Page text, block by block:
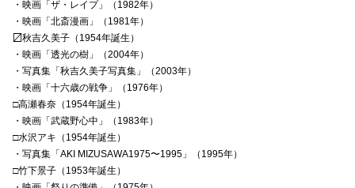
・映画「ザ・レイプ」（1982年）
・映画「北斎漫画」（1981年）
〼秋吉久美子（1954年誕生）
・映画「透光の樹」（2004年）
・写真集「秋吉久美子写真集」（2003年）
・映画「十六歳の戦争」（1976年）
□高瀬春奈（1954年誕生）
・映画「武蔵野心中」（1983年）
□水沢アキ（1954年誕生）
・写真集「AKI MIZUSAWA1975〜1995」（1995年）
□竹下景子（1953年誕生）